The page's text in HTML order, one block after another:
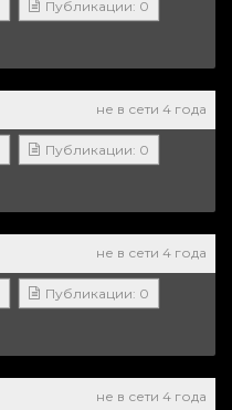
Публикации: 0
не в сети 4 года
Публикации: 0
не в сети 4 года
Публикации: 0
не в сети 4 года